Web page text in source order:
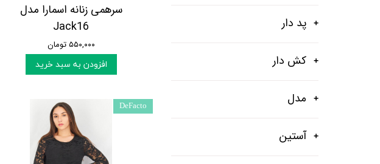
پد دار
کش دار
مدل
آستین
سرهمی زنانه اسمارا مدل
Jack16
۵۵۰,۰۰۰ تومان
افزودن به سبد خرید
DeFacto